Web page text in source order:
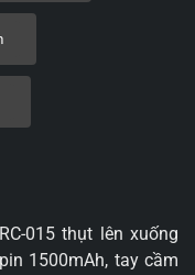
015 thụt lên xuống
1500mAh, tay cầm